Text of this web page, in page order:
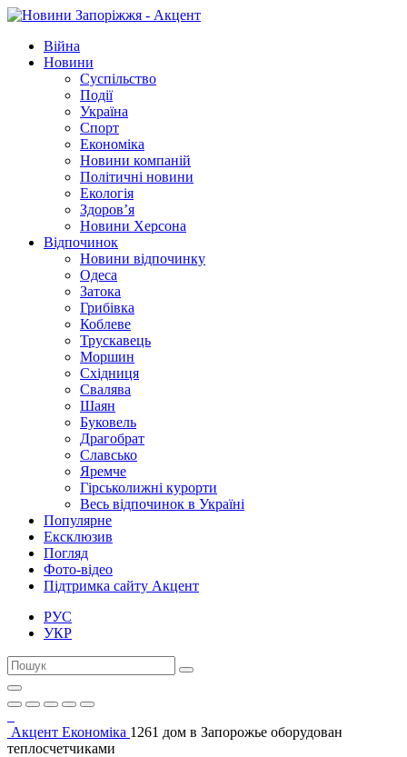
Війна
Новини
Суспільство
Події
Україна
Спорт
Економіка
Новини компаній
Політичні новини
Екологія
Здоров’я
Новини Херсона
Відпочинок
Новини відпочинку
Одеса
Затока
Грибівка
Коблеве
Трускавець
Моршин
Східниця
Свалява
Шаян
Буковель
Драгобрат
Славсько
Яремче
Гірськолижні курорти
Весь відпочинок в Україні
Популярне
Ексклюзив
Погляд
Фото-відео
Підтримка сайту Акцент
РУС
УКР
Акцент Економіка 1261 дом в Запорожье оборудован
теплосчетчиками